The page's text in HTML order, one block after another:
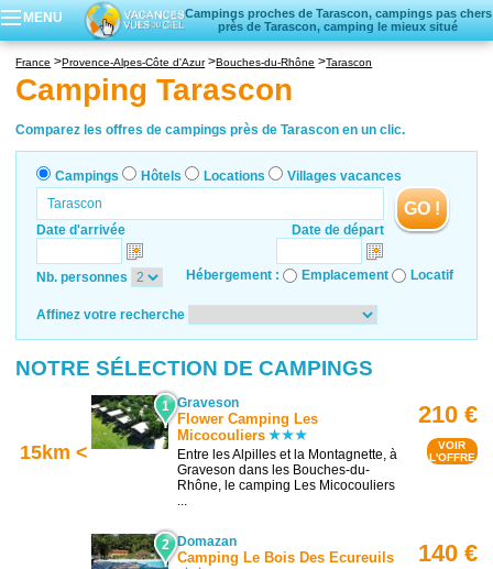
MENU
Campings proches de Tarascon, campings pas chers
près de Tarascon, camping le mieux situé
Locations vacances
Villages vacances
France Provence-Alpes-Côte d'Azur Bouches-du-Rhône Tarascon
Camping Tarascon
Comparez les offres de campings près de Tarascon en un clic.
Campings Hôtels Locations Villages vacances
Date d'arrivée Date de départ
GO !
Nb. personnes Hébergement : Emplacement Locatif
Affinez votre recherche
NOTRE SÉLECTION DE CAMPINGS
15km <
1 Graveson
Flower Camping Les
Micocouliers
Entre les Alpilles et la Montagnette, à
Graveson dans les Bouches-du-
Rhône, le camping Les Micocouliers
...
210 €
VOIR
L'OFFRE
2 Domazan
Camping Le Bois Des Ecureuils 140 €